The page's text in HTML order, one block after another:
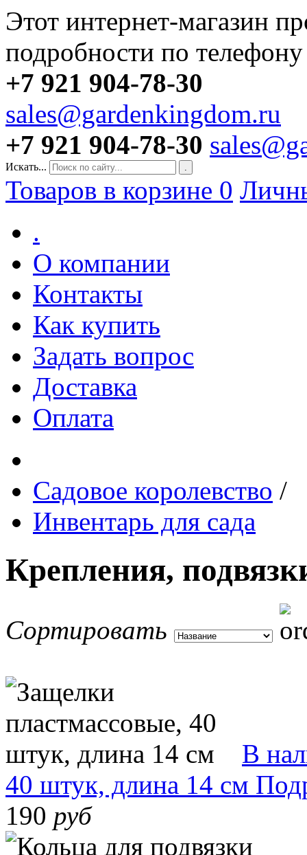
Этот интернет-магазин
подробности по телефону
+7 921 904-78-30
sales@gardenkingdom.ru
+7 921 904-78-30
Искать... .
Товаров в корзине 0
.
О компании
Контакты
Как купить
Задать вопрос
Доставка
Оплата
Садовое королевство /
Инвентарь для сада
Крепления,
Сортировать
В
40 штук, длина 14 см
190 руб